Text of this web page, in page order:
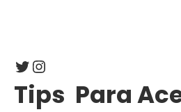
Twitter
Instagram
Tips Para